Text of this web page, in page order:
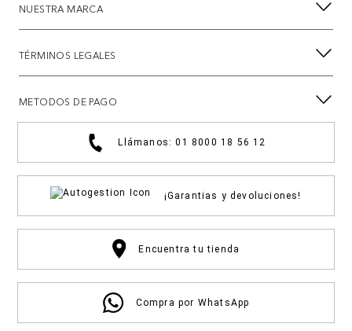
NUESTRA MARCA
TÉRMINOS LEGALES
METODOS DE PAGO
Llámanos: 01 8000 18 56 12
¡Garantias y devoluciones!
Encuentra tu tienda
Compra por WhatsApp